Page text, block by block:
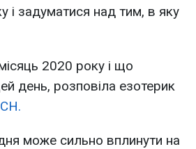
і задуматися над тим, в яку
2020 року і що
день, розповіла езотерик
може сильно вплинути на